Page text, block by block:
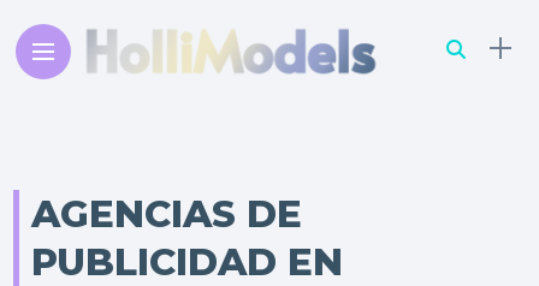
AGENCIAS DE
PUBLICIDAD EN